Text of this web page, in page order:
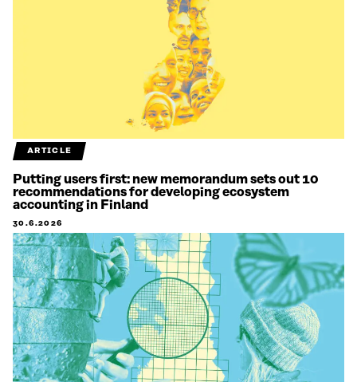
ARTICLE
Putting users first: new memorandum sets out 10
recommendations for developing ecosystem
accounting in Finland
30.6.2026